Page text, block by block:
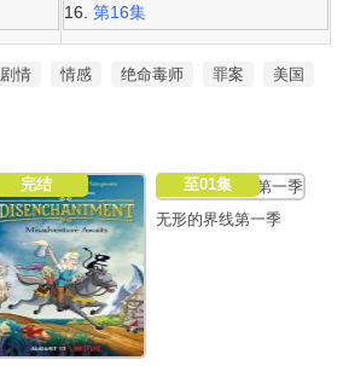
第16集
剧情 情感 绝命毒师 罪案
美国
完结
至01集
无形的界线第一季